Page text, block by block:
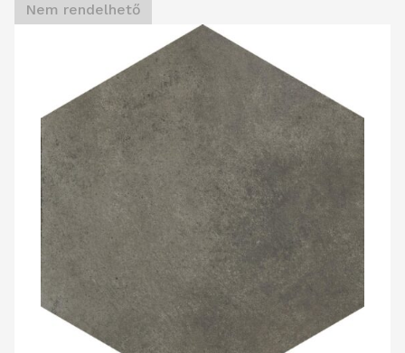
Nem rendelhető